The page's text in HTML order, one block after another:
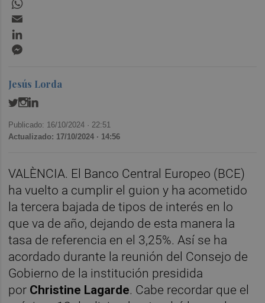
Jesús Lorda
Publicado: 16/10/2024 · 22:51
Actualizado: 17/10/2024 · 14:56
VALÈNCIA. El Banco Central Europeo (BCE)
ha vuelto a cumplir el guion y ha acometido
la tercera bajada de tipos de interés en lo
que va de año, dejando de esta manera la
tasa de referencia en el 3,25%. Así se ha
acordado durante la reunión del Consejo de
Gobierno de la institución presidida
por Christine Lagarde. Cabe recordar que el